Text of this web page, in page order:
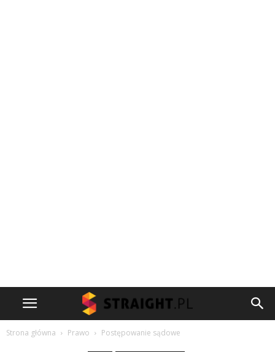
Strona główna Prawo Postępowanie sądowe